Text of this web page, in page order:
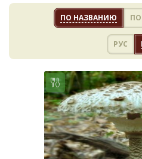
ПО НАЗВАНИЮ
РУС